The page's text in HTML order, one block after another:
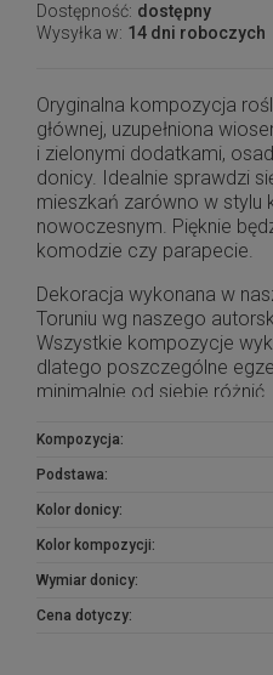
Dostępność: dostępny
Wysyłka w: 14 dni roboczych
Oryginalna kompozycja
głównej, uzupełniona
i zielonymi dodatkami,
donicy. Idealnie sprawdzi
mieszkań zarówno w stylu
nowoczesnym. Pięknie
komodzie czy parapecie.
Dekoracja wykonana w
Toruniu wg naszego
Wszystkie kompozycje
dlatego poszczególne
minimalnie od siebie
szczegóły.
kompozycję w innej
Kompozycja:
Podstawa:
Kolor donicy:
Kolor kompozycji:
Wymiar donicy:
Cena dotyczy: